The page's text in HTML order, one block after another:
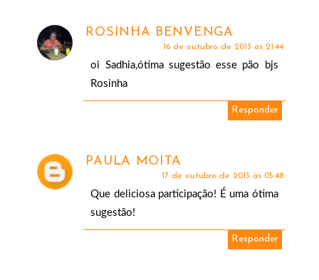
ROSINHA BENVENGA
16 de outubro de 2013 às 21:44
oi Sadhia,ótima sugestão esse pão bjs
Rosinha
Responder
PAULA MOITA
17 de outubro de 2013 às 05:48
Que deliciosa participação! É uma ótima
sugestão!
Responder